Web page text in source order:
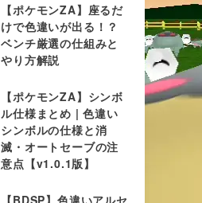
【ポケモンZA】座るだ
けで色違いが出る！？
ベンチ厳選の仕組みと
やり方解説
【ポケモンZA】シンボ
ル仕様まとめ | 色違い
シンボルの仕様と消
滅・オートセーブの注
意点【v1.0.1版】
【BDSP】色違いアルセ